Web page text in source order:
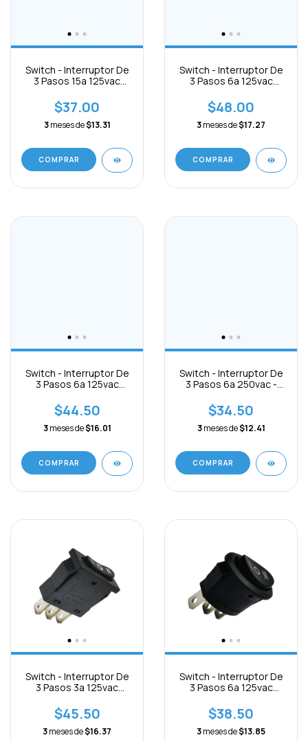
Switch - Interruptor De
3 Pasos 15a 125vac
$37.00
3 meses de$13.31
COMPRAR
Switch - Interruptor De
3 Pasos 6a 125vac
$48.00
3meses de$17.27
COMPRAR
Switch - Interruptor De
3 Pasos 6a 125vac
$44.50
3 meses de$16.01
COMPRAR
Switch - Interruptor De
3 Pasos 6a 250vac -
$34.50
3 meses de$12.41
COMPRAR
Switch - Interruptor De
3 Pasos 3a 125vac
$45.50
3meses de$16.37
Switch - Interruptor De
3 Pasos 6a 125vac
$38.50
3meses de$13.85